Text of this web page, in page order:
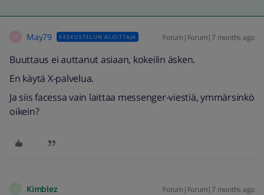
May79 KESKUSTELUN ALOITTAJA Forum|Forum|7 months ago
Buuttaus ei auttanut asiaan, kokeilin äsken.
En käytä X-palvelua.
Ja siis facessa vain laittaa messenger-viestiä, ymmärsinkö
oikein?
Kimblez Forum|Forum|7 months ago